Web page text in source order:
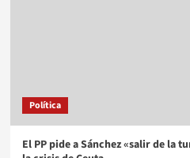
Política
El PP pide a Sánchez «salir de la